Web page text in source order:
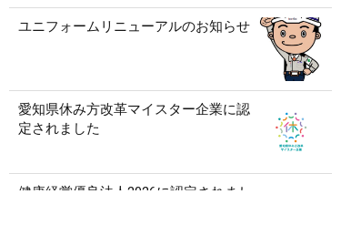
ユニフォームリニューアルのお知らせ
愛知県休み方改革マイスター企業に認
定されました
健康経営優良法人2026に認定されまし